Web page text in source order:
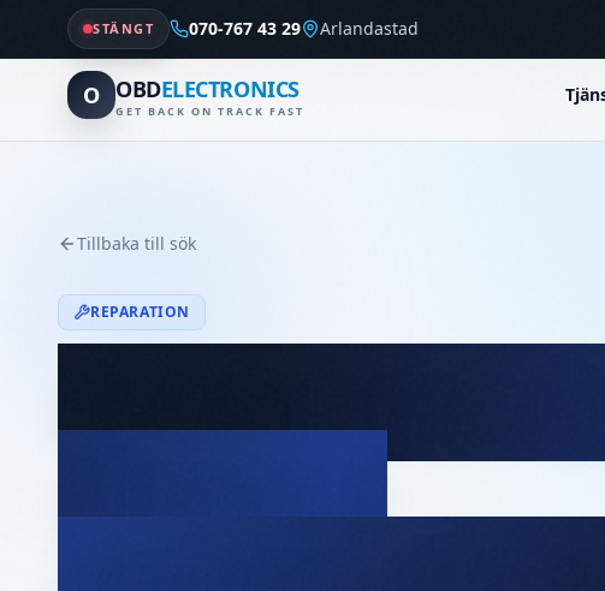
STÄNGT 070-767 43 29 Arlandastad
O OBDELECTRONICS
GET BACK ON TRACK FAST
Tillbaka till sök
REPARATION
Reparation
(Central